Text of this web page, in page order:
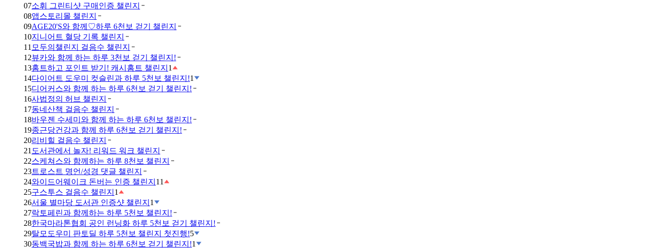
07소휘 그린티샷 구매인증 챌린지
08앱스토리몰 챌린지
09AGE20'S와 함께♡하루 6천보 걷기 챌린지
10지니어트 혈당 기록 챌린지
11 모두의챌린지 걸음수 챌린지
12뷰카와 함께 하는 하루 3천보 걷기 챌린지!
13홈트하고 포인트 받기! 캐시홈트 챌린지 1
14다이어트 도우미 컷슬린과 하루 5천보 챌린지!1
15디어커스와 함께 하는 하루 6천보 걷기 챌린지!
16사법정의 허브 챌린지
17동네산책 걸음수 챌린지
18바우젠 수세미와 함께 하는 하루 6천보 챌린지!
19종근당건강과 함께 하루 6천보 걷기 챌린지!
20리비힐 걸음수 챌린지
21 도서관에서 놀자! 리워드 워크 챌린지
22스케쳐스와 함께하는 하루 8천보 챌린지
23트로스트 명언/성경 댓글 챌린지
24와이드어웨이크 돈버는 인증 챌린지 11
25구스투스 걸음수 챌린지 1
26서울 별마당 도서관 인증샷 챌린지 1
27락토페린과 함께하는 하루 5천보 챌린지!
28한국마라톤협회 공인 런닝화 하루 5천보 걷기 챌린지!
29탈모도우미 판토딜 하루 5천보 챌린지 첫진행!5
30동백국밥과 함께 하는 하루 6천보 걷기 챌린지!1